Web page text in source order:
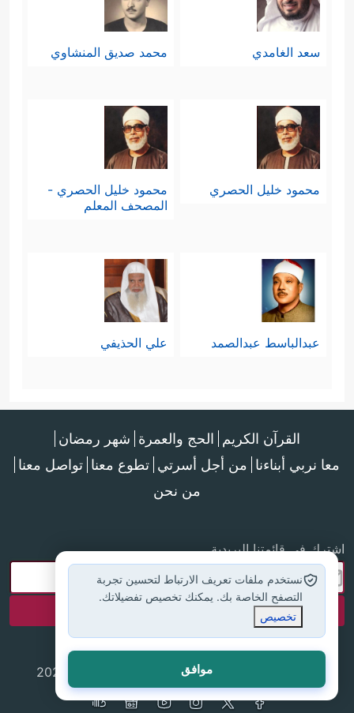
سعد الغامدي محمد صديق المنشاوي
محمود خليل الحصري
محمود خليل الحصري -
المصحف المعلم
عبدالباسط عبدالصمد علي الحذيفي
القرآن الكريم الحج والعمرة شهر رمضان
معا نربي أبناءنا من أجل أسرتي تطوع معنا تواصل معنا
من نحن
اشترك في قائمتنا البريدية
جميع الحقوق محفوظة لموقع إسلام أون لاين © 2025
نستخدم ملفات تعريف الارتباط لتحسين تجربة
التصفح الخاصة بك. يمكنك تخصيص تفضيلاتك.
تخصيص
موافق